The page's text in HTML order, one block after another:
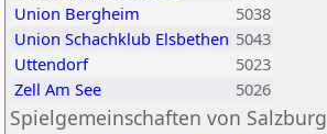
Union Bergheim
5038
Union Schachklub Elsbethen 5043
Uttendorf
5023
Zell Am See
5026
Spielgemeinschaften von Salzburg